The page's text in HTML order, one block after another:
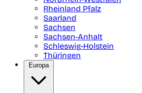
Rheinland Pfalz
Saarland
Sachsen
Sachsen-Anhalt
Schleswig-Holstein
Thüringen
Europa